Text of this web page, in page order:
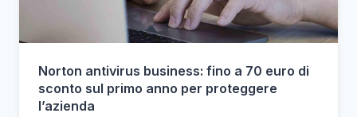
Norton antivirus business: fino a 70 euro di
sconto sul primo anno per proteggere
l’azienda